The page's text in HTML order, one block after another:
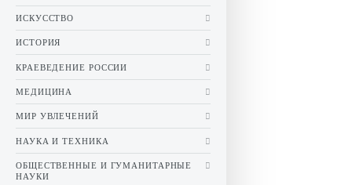
ИСКУССТВО
ИСТОРИЯ
КРАЕВЕДЕНИЕ РОССИИ
МЕДИЦИНА
МИР УВЛЕЧЕНИЙ
НАУКА И ТЕХНИКА
ОБЩЕСТВЕННЫЕ И ГУМАНИТАРНЫЕ
НАУКИ